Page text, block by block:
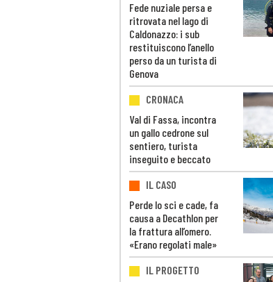
Fede nuziale persa e
ritrovata nel lago di
Caldonazzo: i sub
restituiscono l’anello
perso da un turista di
Genova
CRONACA
Val di Fassa, incontra
un gallo cedrone sul
sentiero, turista
inseguito e beccato
IL CASO
Perde lo sci e cade, fa
causa a Decathlon per
la frattura all’omero.
«Erano regolati male»
IL PROGETTO